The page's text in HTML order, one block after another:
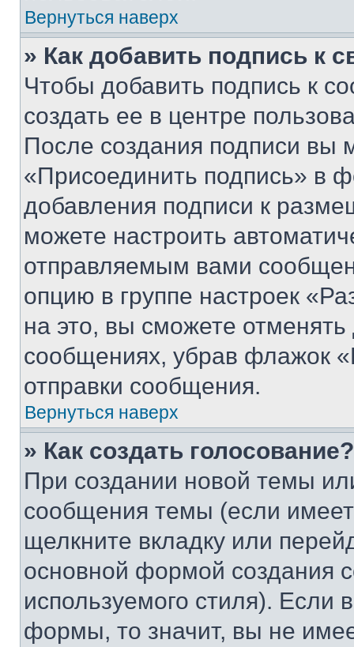
Вернуться наверх
» Как добавить подпись к
Чтобы добавить подпись к
создать ее в центре
После создания подписи вы
«Присоединить подпись» в
добавления подписи к
можете настроить
отправляемым вами
опцию в группе настроек
на это, вы сможете
сообщениях, убрав флажок
отправки сообщения.
Вернуться наверх
» Как создать голосование?
При создании новой темы
сообщения темы (если
щелкните вкладку или
основной формой создания
используемого стиля). Если
формы, то значит, вы не